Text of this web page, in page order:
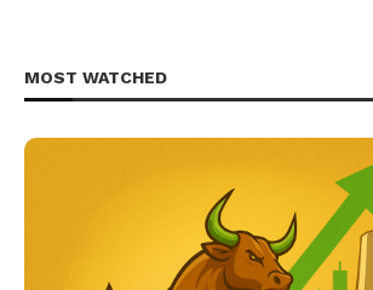
MOST WATCHED